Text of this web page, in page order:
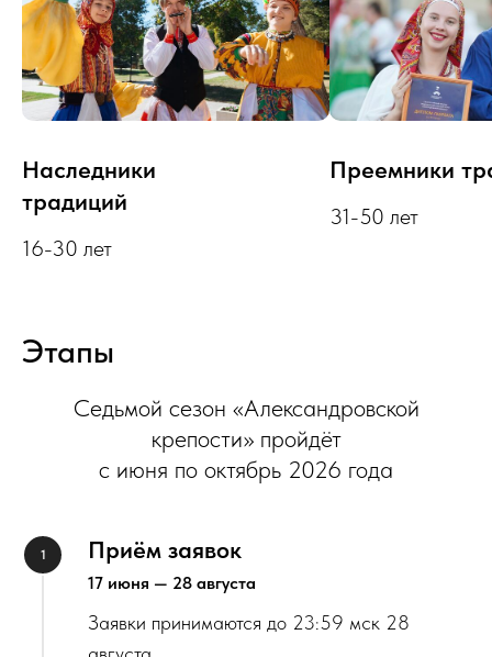
Наследники
традиций
16-30 лет
Преемники
31-50 лет
Этапы
Седьмой сезон «Александровской
крепости» пройдёт
с июня по октябрь 2026 года
Приём заявок
17 июня — 28 августа
Заявки принимаются до 23:59 мск 28